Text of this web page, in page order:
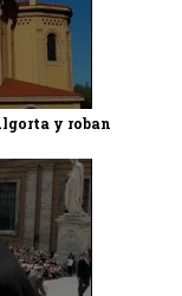
y roban